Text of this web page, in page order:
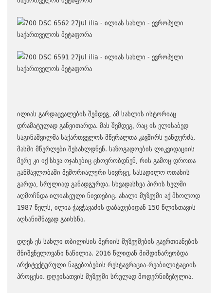
ილიას გარდაცვალების შემდეგ, ამ სახლის ისტორიაც
დრამატულად განვითარდა. მას შემდეგ, რაც ის ელისაბედ
საგინაშვილმა საქართველოს მწერალთა კავშირს უანდერძა,
მასში მწერლები შესახლდნენ. საზოგადოების ლიკვიდაციის
მერე კი იქ სხვა ოჯახებიც ცხოვრობდნენ, რის გამოც დროთა
განმავლობაში მემორიალური სივრცე, სასადილო ოთახის
გარდა, სრულიად განადგურდა. სხვადასხვა პირის ხელში
აღმოჩნდა ილიასეული ნივთებიც. ახალი მუზეუმი აქ მხოლოდ
1987 წელს, ილია ჭავჭავაძის დაბადებიდან 150 წლისთავის
აღსანიშნავად გაიხსნა.
დღეს ეს სახლი თბილისის მერიის მუზეუმების გაერთიანების
მნიშვნელოვანი ნაწილია. 2016 წლიდან მიმდინარეობდა
არქიტექტურული ნაგებობების რესტავრაცია-რეაბილიტაციის
პროცესი. დღეისათვის მუზეუმი სრულად მოდერნიზებულია.